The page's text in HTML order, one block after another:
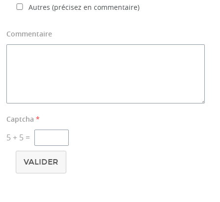
Autres (précisez en commentaire)
Commentaire
Captcha *
5 + 5 =
VALIDER